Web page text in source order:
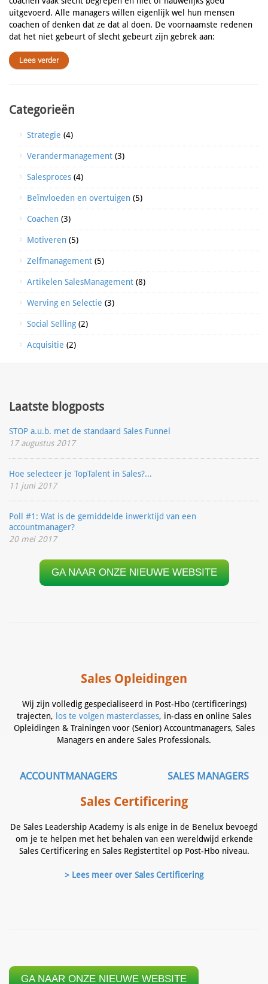
uitgevoerd. Alle managers willen eigenlijk wel hun mensen
coachen of denken dat ze dat al doen. De voornaamste redenen
dat het niet gebeurt of slecht gebeurt zijn gebrek aan:
Lees verder
Categorieën
Strategie (4)
Verandermanagement (3)
Salesproces (4)
Beïnvloeden en overtuigen (5)
Coachen (3)
Motiveren (5)
Zelfmanagement (5)
Artikelen SalesManagement (8)
Werving en Selectie (3)
Social Selling (2)
Acquisitie (2)
Laatste blogposts
STOP a.u.b. met de standaard Sales Funnel
17 augustus 2017
Hoe selecteer je TopTalent in Sales?...
11 juni 2017
Poll #1: Wat is de gemiddelde inwerktijd van een
accountmanager?
20 mei 2017
GA NAAR ONZE NIEUWE WEBSITE
Sales Opleidingen
Wij zijn volledig gespecialiseerd in Post-Hbo (certificerings)
trajecten, los te volgen masterclasses, in-class en online Sales
Opleidingen & Trainingen voor (Senior) Accountmanagers, Sales
Managers en andere Sales Professionals.
ACCOUNTMANAGERS SALES MANAGERS
Sales Certificering
De Sales Leadership Academy is als enige in de Benelux bevoegd
om je te helpen met het behalen van een wereldwijd erkende
Sales Certificering en Sales Registertitel op Post-Hbo niveau.
> Lees meer over Sales Certificering
GA NAAR ONZE NIEUWE WEBSITE